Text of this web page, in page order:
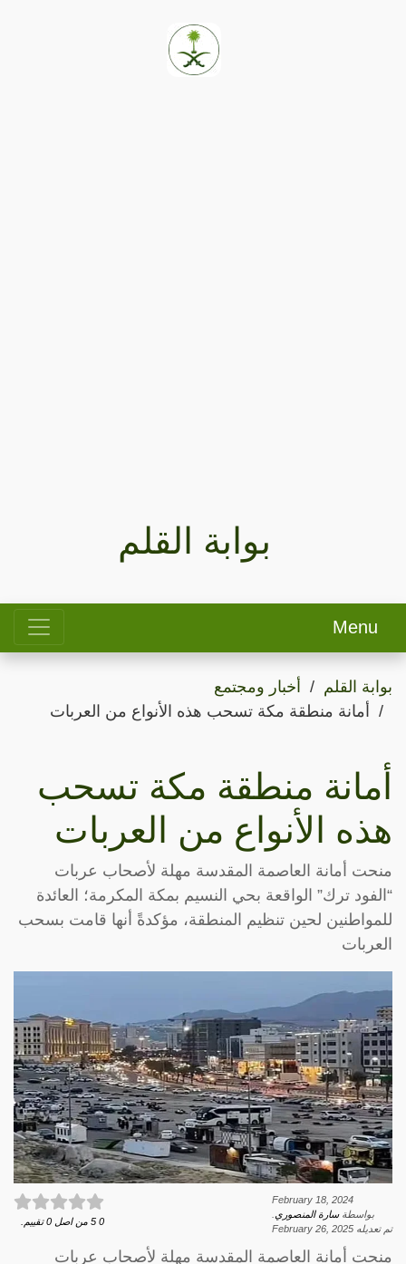
بوابة القلم
Menu
بوابة القلم
أخبار ومجتمع
أمانة منطقة مكة تسحب هذه الأنواع من العربات
أمانة منطقة مكة تسحب
هذه الأنواع من العربات
منحت أمانة العاصمة المقدسة مهلة لأصحاب عربات
“الفود ترك” الواقعة بحي النسيم بمكة المكرمة؛ العائدة
للمواطنين لحين تنظيم المنطقة، مؤكدةً أنها قامت بسحب
العربات
February 18, 2024
بواسطةسارة المنصوري
تم تعديله February 26, 2025
0
5 من اصل 0 تقييم.
منحت أمانة العاصمة المقدسة مهلة لأصحاب عربات